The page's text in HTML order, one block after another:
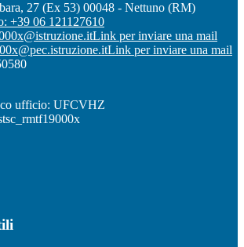
27 (Ex 53) 00048 - Nettuno (RM)
+39 06 121127610
Link per inviare una mail
Link per inviare una mail
ufficio: UFCVHZ